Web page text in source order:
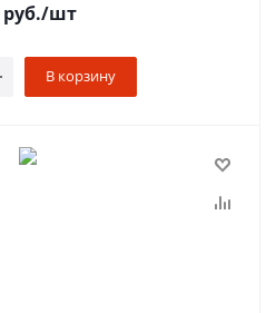
руб./шт
В корзину